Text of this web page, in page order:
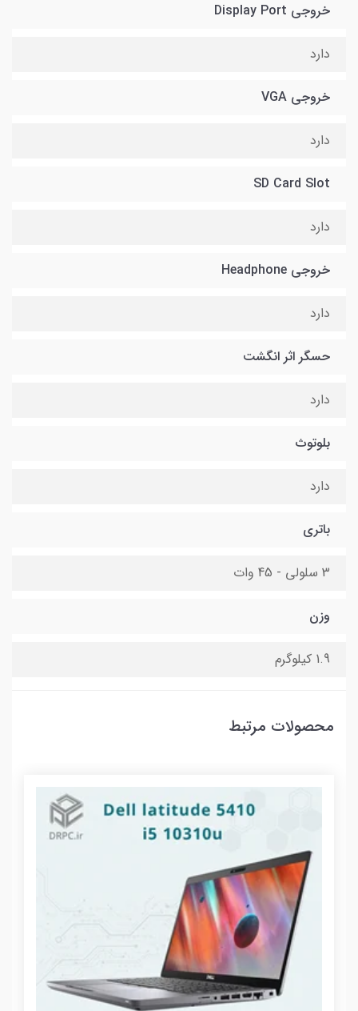
خروجی Display Port
دارد
خروجی VGA
دارد
SD Card Slot
دارد
خروجی Headphone
دارد
حسگر اثر انگشت
دارد
بلوتوث
دارد
باتری
3 سلولی - 45 وات
وزن
1.9 کیلوگرم
محصولات مرتبط